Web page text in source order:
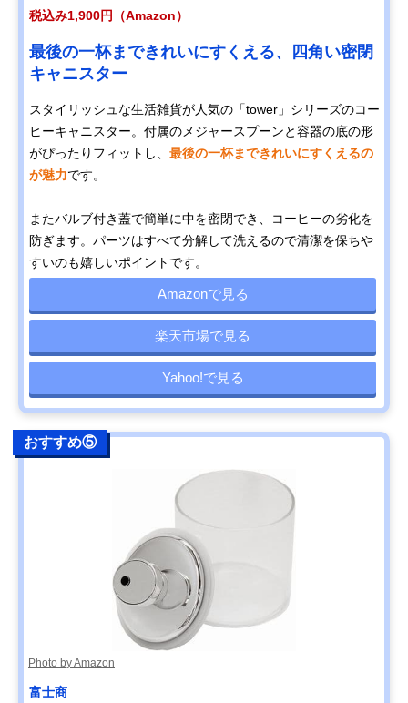
税込み1,900円（Amazon）
最後の一杯まできれいにすくえる、四角い密閉
キャニスター
スタイリッシュな生活雑貨が人気の「tower」シリーズのコー
ヒーキャニスター。付属のメジャースプーンと容器の底の形
がぴったりフィットし、 最後の一杯まできれいにすくえるの
が魅力です。
またバルブ付き蓋で簡単に中を密閉でき、コーヒーの劣化を
防ぎます。パーツはすべて分解して洗えるので清潔を保ちや
すいのも嬉しいポイントです。
Amazonで見る
楽天市場で見る
Yahoo!で見る
おすすめ⑤
Photo by Amazon
富士商